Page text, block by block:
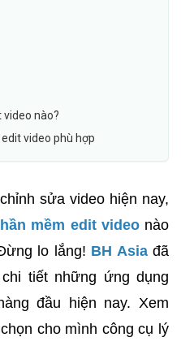
video nào?
video phù hợp
sửa video hiện nay,
mềm edit videonào
lo lắng! BH Asiađã
tiết những ứng dụng
đầu hiện nay. Xem
cho mình công cụ lý